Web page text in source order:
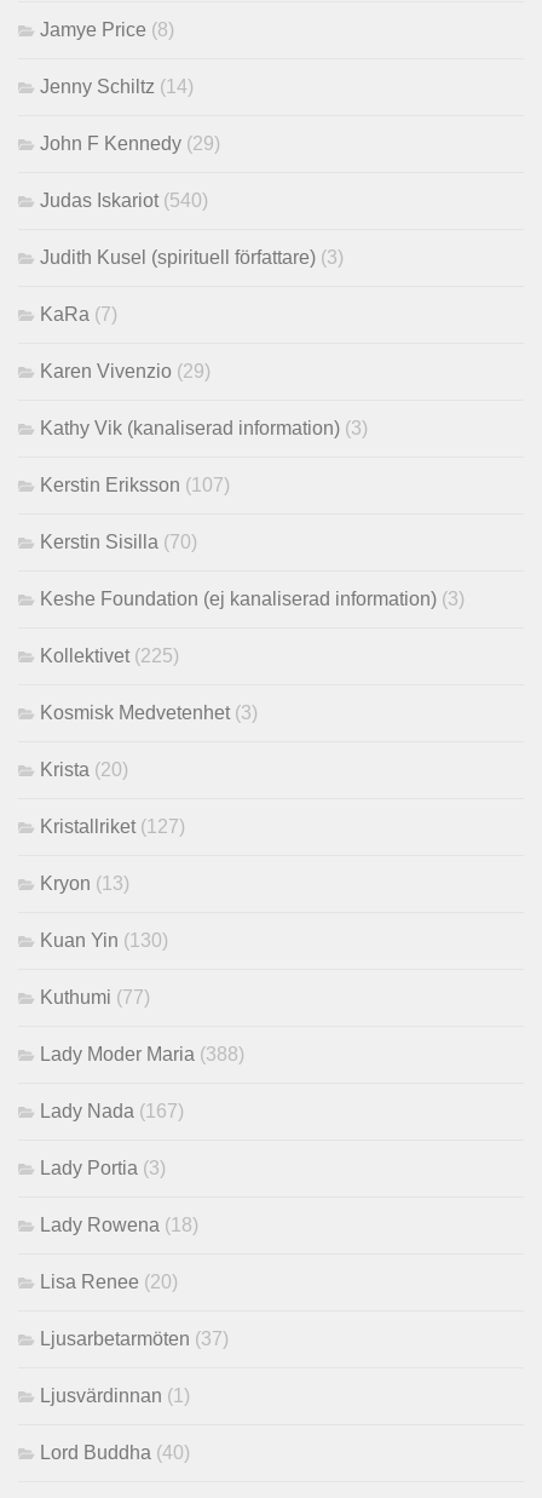
Jamye Price (8)
Jenny Schiltz (14)
John F Kennedy (29)
Judas Iskariot (540)
Judith Kusel (spirituell författare) (3)
KaRa (7)
Karen Vivenzio (29)
Kathy Vik (kanaliserad information) (3)
Kerstin Eriksson (107)
Kerstin Sisilla (70)
Keshe Foundation (ej kanaliserad information) (3)
Kollektivet (225)
Kosmisk Medvetenhet (3)
Krista (20)
Kristallriket (127)
Kryon (13)
Kuan Yin (130)
Kuthumi (77)
Lady Moder Maria (388)
Lady Nada (167)
Lady Portia (3)
Lady Rowena (18)
Lisa Renee (20)
Ljusarbetarmöten (37)
Ljusvärdinnan (1)
Lord Buddha (40)